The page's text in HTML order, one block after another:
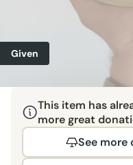
Given
This item has
more great
See more